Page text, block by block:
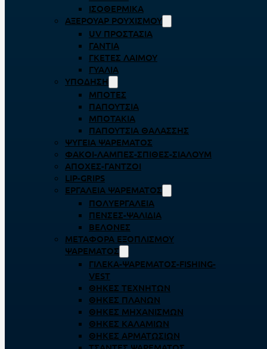
ΙΣΟΘΕΡΜΙΚΆ
ΑΞΕΡΟΥΆΡ ΡΟΥΧΙΣΜΟΎ
UV ΠΡΟΣΤΑΣΊΑ
ΓΆΝΤΙΑ
ΓΚΈΤΕΣ ΛΑΊΜΟΥ
ΓΥΑΛΙΆ
ΥΠΌΔΗΣΗ
ΜΠΌΤΕΣ
ΠΑΠΟΎΤΣΙΑ
ΜΠΟΤΆΚΙΑ
ΠΑΠΟΎΤΣΙΑ ΘΑΛΆΣΣΗΣ
ΨΥΓΕΊΑ ΨΑΡΈΜΑΤΟΣ
ΦΑΚΟΊ-ΛΆΜΠΕΣ-ΣΠΊΘΕΣ-ΣΊΑΛΟΥΜ
ΑΠΌΧΕΣ-ΓΆΝΤΖΟΙ
LIP-GRIPS
EΡΓΑΛΕΊΑ ΨΑΡΈΜΑΤΟΣ
ΠΟΛΥΕΡΓΑΛΕΊΑ
ΠΈΝΣΕΣ-ΨΑΛΊΔΙΑ
ΒΕΛΌΝΕΣ
ΜΕΤΑΦΟΡΆ ΕΞΟΠΛΙΣΜΟΎ
ΨΑΡΈΜΑΤΟΣ
ΓΙΛΈΚΑ-ΨΑΡΈΜΑΤΟΣ-FISHING-
VEST
ΘΉΚΕΣ ΤΕΧΝΗΤΏΝ
ΘΉΚΕΣ ΠΛΆΝΩΝ
ΘΉΚΕΣ ΜΗΧΑΝΙΣΜΏΝ
ΘΉΚΕΣ ΚΑΛΑΜΙΏΝ
ΘΉΚΕΣ ΑΡΜΑΤΩΣΙΏΝ